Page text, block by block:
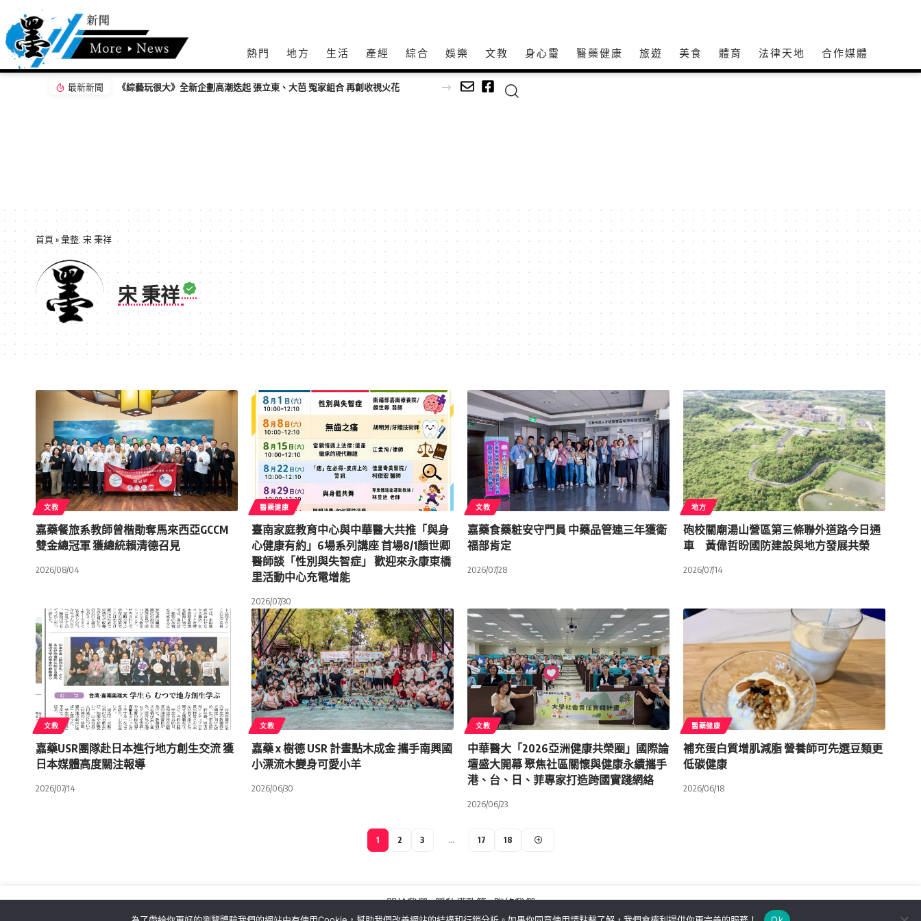
熱門 地方 生活 產經 綜合 娛樂 文教 身心𩆜 醫藥健康 旅遊 美食 體育 法律天地 合作媒體
最新新聞 《綜藝玩很大》全新企劃高潮迭起 張立東、大芭 冤家組合 再創收視火花
首頁 »彙整: 宋 秉祥
宋 秉祥
文教
嘉藥餐旅系教師曾楷勛奪馬來西亞GCCM
雙金總冠軍 獲總統賴清德召見
2026/08/04
醫藥健康
臺南家庭教育中心與中華醫大共推「與身
心健康有約」6場系列講座 首場8/1顏世卿
醫師談「性別與失智症」 歡迎來永康東橋
里活動中心充電增能
2026/07/30
文教
嘉藥食藥粧安守門員 中藥品管連三年獲衛
福部肯定
2026/07/28
地方
砲校關廟湯山營區第三條聯外道路今日通
車 黃偉哲盼國防建設與地方發展共榮
2026/07/14
文教
嘉藥USR團隊赴日本進行地方創生交流 獲
日本媒體高度關注報導
2026/07/14
文教
嘉藥 x 樹德 USR 計畫點木成金 攜手南興國
小漂流木變身可愛小羊
2026/06/30
文教
中華醫大「2026亞洲健康共榮圈」國際論
壇盛大開幕 聚焦社區關懷與健康永續攜手
港、台、日、菲專家打造跨國實踐網絡
2026/06/23
醫藥健康
補充蛋白質增肌減脂 營養師可先選豆類更
低碳健康
2026/06/18
1 2 3 ... 17 18
關於我們 隱私權政策 聯絡我們